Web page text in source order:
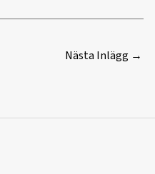
Nästa Inlägg →